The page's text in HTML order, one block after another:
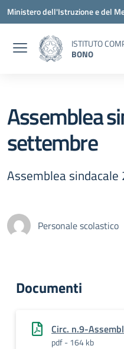
Vai ai contenuti
Vai al menu di navigazione
Vai al footer
Ministero dell'Istruzione e del
ISTITUTO
BONO
Assemblea
settembre
Assemblea
Personale scolastico
Documenti
Circ. n.9-
pdf - 164 kb